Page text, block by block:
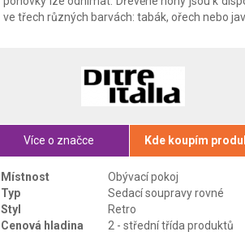
ve třech různých barvách: tabák, ořech nebo
Více o značce Kde koupím
Místnost
Obývací pokoj
Typ
Sedací soupravy rovné
Styl
Retro
Cenová hladina
2 - střední třída produktů